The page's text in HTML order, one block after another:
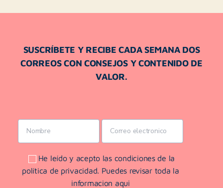
SUSCRÍBETE Y RECIBE CADA SEMANA DOS
CORREOS CON CONSEJOS Y CONTENIDO DE
VALOR.
He leído y acepto las condiciones de la
política de privacidad. Puedes revisar toda la
informacion aqui